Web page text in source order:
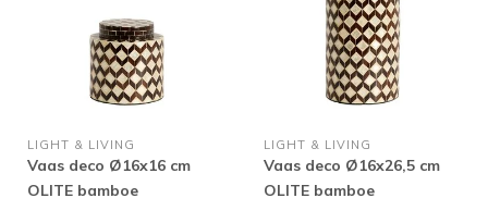
LIGHT & LIVING
Vaas deco Ø16x16 cm
OLITE bamboe
LIGHT & LIVING
Vaas deco Ø16x26,5 cm
OLITE bamboe